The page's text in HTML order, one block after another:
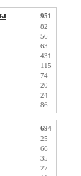
951
82
56
63
431
115
74
20
24
86
694
25
66
35
27